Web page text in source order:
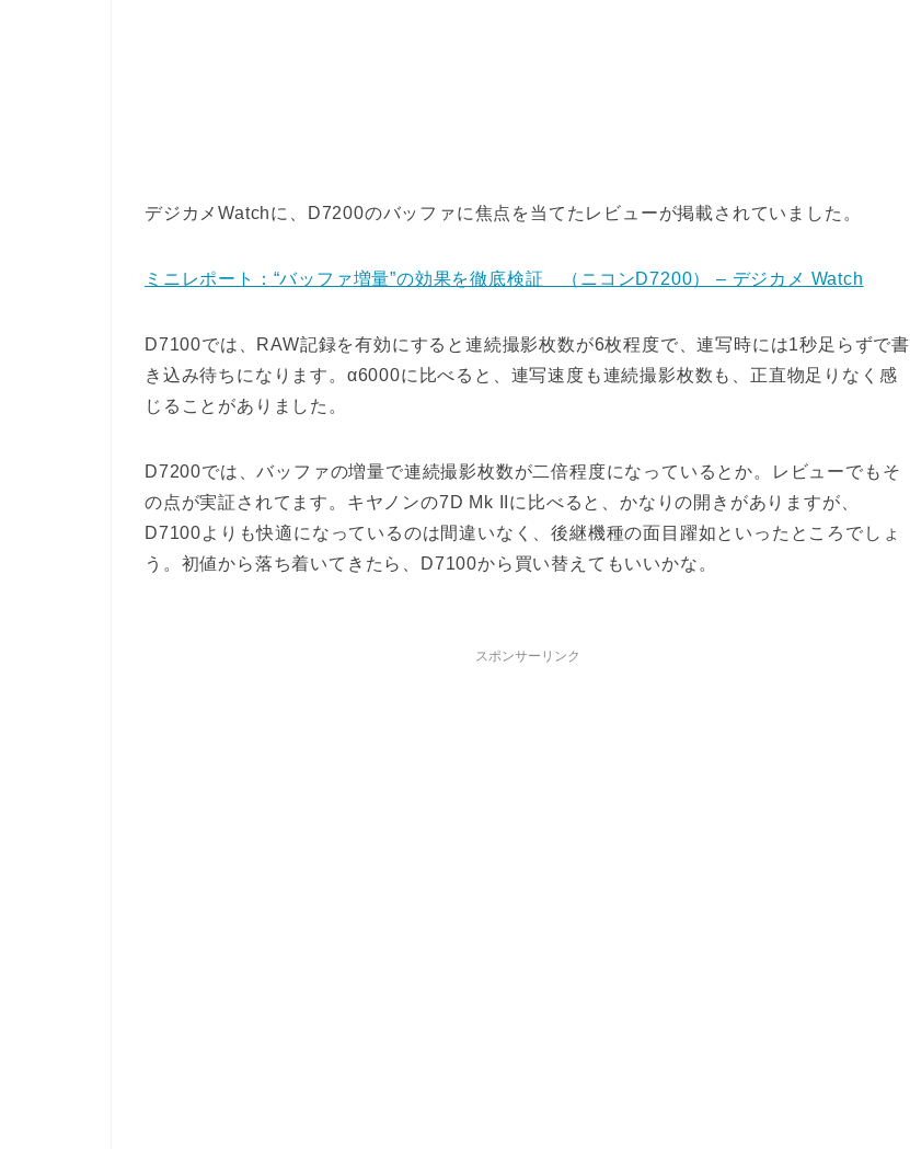
デジカメWatchに、D7200のバッファに焦点を当てたレビューが掲載されていました。
ミニレポート：“バッファ増量”の効果を徹底検証 （ニコンD7200） – デジカメ Watch
D7100では、RAW記録を有効にすると連続撮影枚数が6枚程度で、連写時には1秒足らずで書
き込み待ちになります。α6000に比べると、連写速度も連続撮影枚数も、正直物足りなく感
じることがありました。
D7200では、バッファの増量で連続撮影枚数が二倍程度になっているとか。レビューでもそ
の点が実証されてます。キヤノンの7D Mk IIに比べると、かなりの開きがありますが、
D7100よりも快適になっているのは間違いなく、後継機種の面目躍如といったところでしょ
う。初値から落ち着いてきたら、D7100から買い替えてもいいかな。
スポンサーリンク